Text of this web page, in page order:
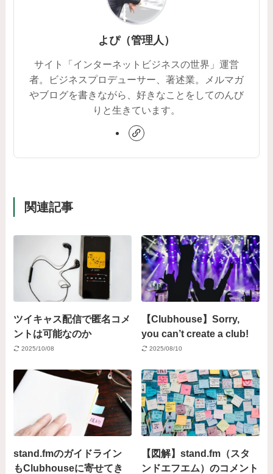
よぴ（管理人）
サイト「インターネットビジネスの世界」運営
者。ビジネスプロデューサー、著述業。メルマガ
やブログを書きながら、好きなことをしてのんび
りと生きています。
関連記事
ツイキャス配信で匿名コメ
ントは可能なのか
2025/10/08
【Clubhouse】Sorry,
you can’t create a club!
2025/08/10
stand.fmのガイドライン
もClubhouseに寄せてき
【図解】stand.fm（スタ
ンドエフエム）のコメント